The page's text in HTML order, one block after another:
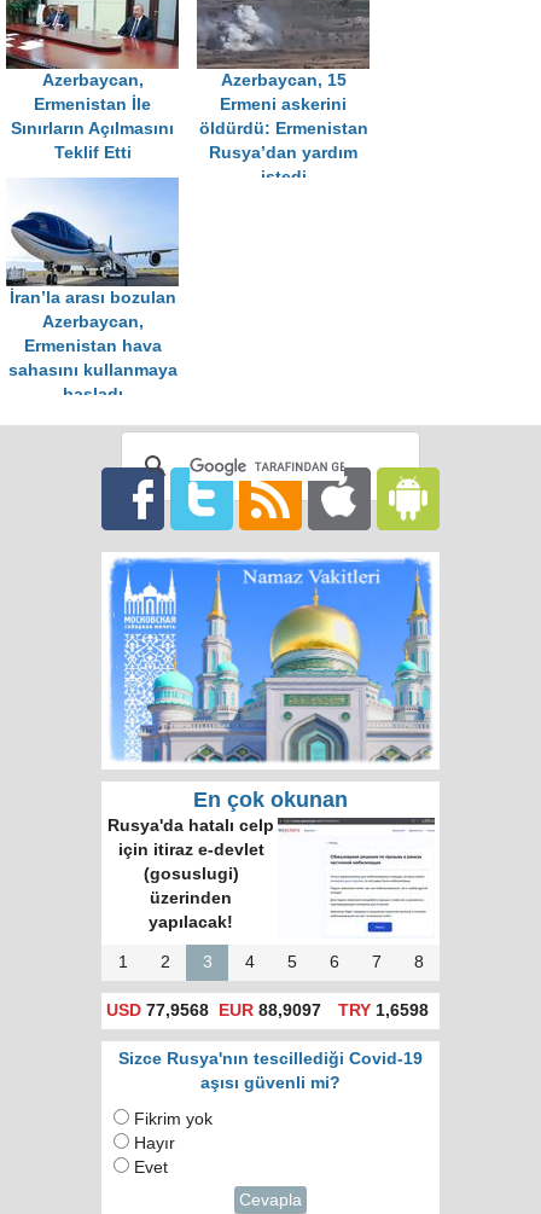
Azerbaycan,
Ermenistan İle
Sınırların Açılmasını
Teklif Etti
Azerbaycan, 15
Ermeni askerini
öldürdü: Ermenistan
Rusya’dan yardım
istedi
İran’la arası bozulan
Azerbaycan,
Ermenistan hava
sahasını kullanmaya
başladı
En çok okunan
Rusya'da hatalı celp
için itiraz e-devlet
(gosuslugi)
üzerinden
yapılacak!
1 2 3 4 5 6 7 8
USD 77,9568 EUR 88,9097 TRY1,6598
Sizce Rusya'nın tescillediği Covid-19
aşısı güvenli mi?
Fikrim yok
Hayır
Evet
Cevapla